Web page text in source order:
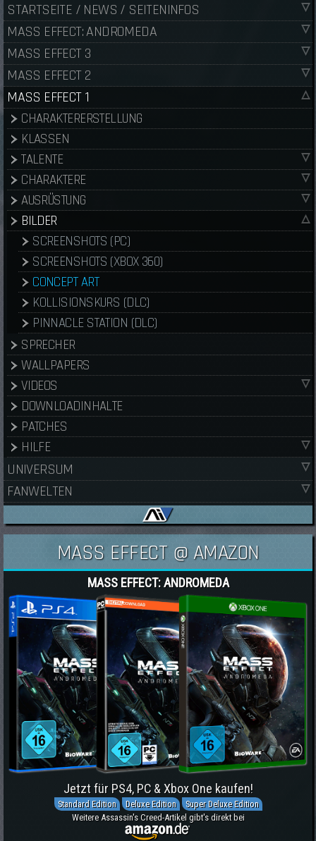
STARTSEITE / NEWS / SEITENINFOS
MASS EFFECT: ANDROMEDA
MASS EFFECT 3
MASS EFFECT 2
MASS EFFECT 1
CHARAKTERERSTELLUNG
KLASSEN
TALENTE
CHARAKTERE
AUSRÜSTUNG
BILDER
SCREENSHOTS (PC)
SCREENSHOTS (XBOX 360)
CONCEPT ART
KOLLISIONSKURS (DLC)
PINNACLE STATION (DLC)
SPRECHER
WALLPAPERS
VIDEOS
DOWNLOADINHALTE
PATCHES
HILFE
UNIVERSUM
FANWELTEN
MASS EFFECT @ AMAZON
MASS EFFECT: ANDROMEDA
Jetzt für PS4, PC & Xbox One kaufen!
Standard Edition Deluxe Edition
Super Deluxe Edition
Weitere Assassin's Creed-Artikel gibt's direkt bei